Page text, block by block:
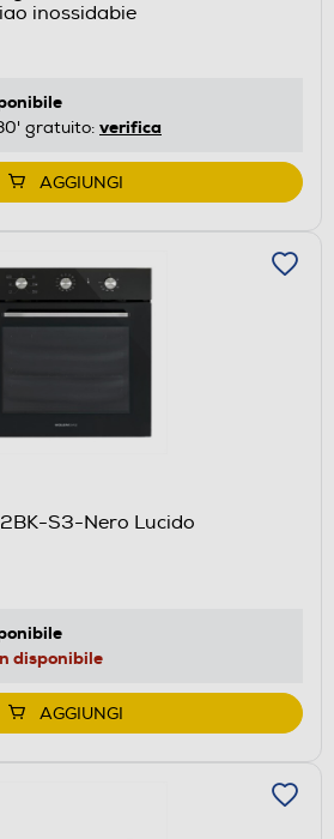
inossidabie
gratuito: verifica
AGGIUNGI
S3-Nero Lucido
disponibile
AGGIUNGI